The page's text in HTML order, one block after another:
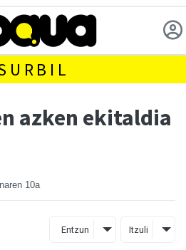
azken ekitaldia
10a
Entzun Itzuli